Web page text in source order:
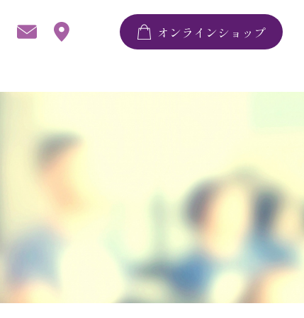
オンラインショップ